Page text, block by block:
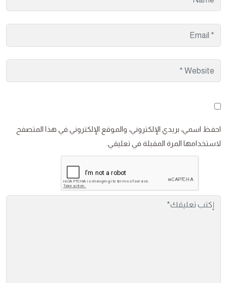
احفظ اسمي، بريدي الإلكتروني، والموقع الإلكتروني في هذا المتصفح
لاستخدامها المرة المقبلة في تعليقي.